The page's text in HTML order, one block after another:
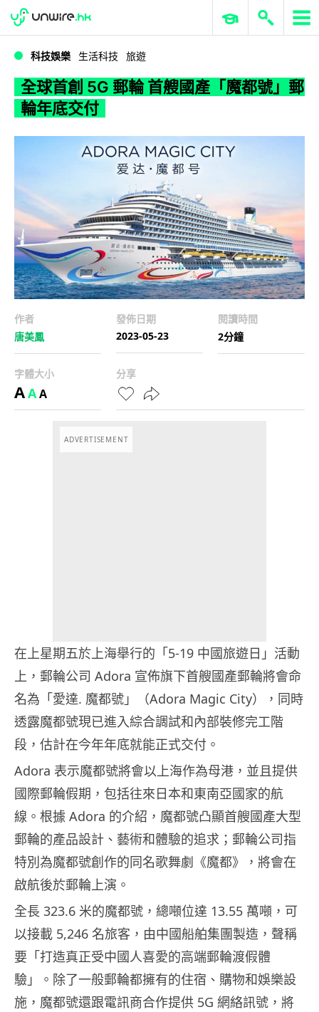
WWDC 2026 ERP 與商業 AI
科技娛樂 生活科技 旅遊
全球首創 5G 郵輪 首艘國產「魔都號」郵
輪年底交付
作者
唐美鳳
發佈日期
2023-05-23
閱讀時間
2分鐘
字體大小
AAA
分享
ADVERTISEMENT
在上星期五於上海舉行的「5-19 中國旅遊日」活動
上，郵輪公司 Adora 宣佈旗下首艘國產郵輪將會命
名為「愛達. 魔都號」（Adora Magic City），同時
透露魔都號現已進入綜合調試和內部裝修完工階
段，估計在今年年底就能正式交付。
Adora 表示魔都號將會以上海作為母港，並且提供
國際郵輪假期，包括往來日本和東南亞國家的航
線。根據 Adora 的介紹，魔都號凸顯首艘國產大型
郵輪的產品設計、藝術和體驗的追求；郵輪公司指
特別為魔都號創作的同名歌舞劇《魔都》，將會在
啟航後於郵輪上演。
全長 323.6 米的魔都號，總噸位達 13.55 萬噸，可
以接載 5,246 名旅客，由中國船舶集團製造，聲稱
要「打造真正受中國人喜愛的高端郵輪渡假體
驗」。除了一般郵輪都擁有的住宿、購物和娛樂設
施，魔都號還跟電訊商合作提供 5G 網絡訊號，將